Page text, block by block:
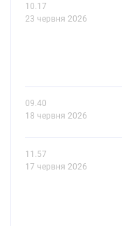
10.17
23 червня 2026
09.40
18 червня 2026
11.57
17 червня 2026